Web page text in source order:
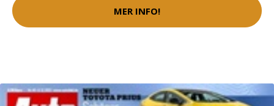
MER INFO!